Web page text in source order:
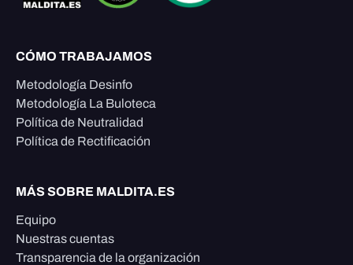
CÓMO TRABAJAMOS
Metodología Desinfo
Metodología La Buloteca
Política de Neutralidad
Política de Rectificación
MÁS SOBRE MALDITA.ES
Equipo
Nuestras cuentas
Transparencia de la organización